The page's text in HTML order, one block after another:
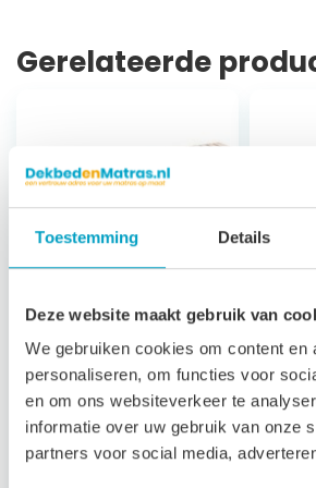
Toestemming Details
Deze website maakt gebruik van
We gebruiken cookies om content en
personaliseren, om functies voor
en om ons websiteverkeer te
informatie over uw gebruik van onze
partners voor social media,
Gerelateerde
Koudschuim
Matras Andros
Climat
7 zones
7